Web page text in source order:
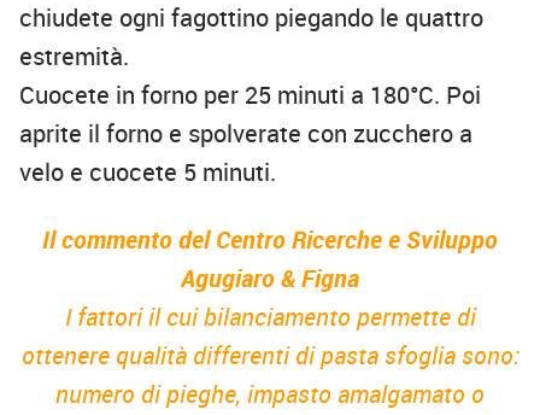
chiudete ogni fagottino piegando le quattro
estremità.
Cuocete in forno per 25 minuti a 180°C. Poi
aprite il forno e spolverate con zucchero a
velo e cuocete 5 minuti.
Il commento del Centro Ricerche e Sviluppo
Agugiaro & Figna
I fattori il cui bilanciamento permette di
ottenere qualità differenti di pasta sfoglia sono:
numero di pieghe, impasto amalgamato o